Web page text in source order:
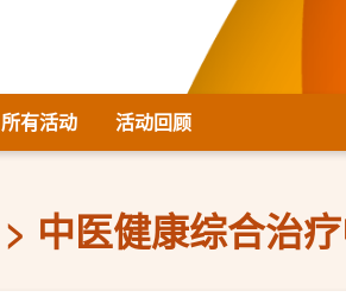
所有活动 活动回顾
中医健康综合治